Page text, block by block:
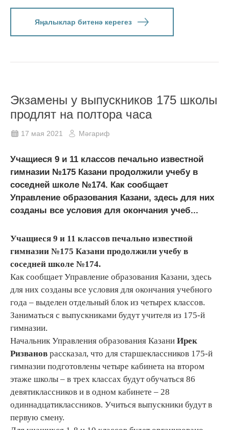
Яңалыклар битенә керегез
Экзамены у выпускников 175 школы
продлят на полтора часа
17 мая 2021 Мәгариф
Учащиеся 9 и 11 классов печально известной
гимназии №175 Казани продолжили учебу в
соседней школе №174. Как сообщает
Управление образования Казани, здесь для них
созданы все условия для окончания учеб...
Учащиеся 9 и 11 классов печально известной
гимназии №175 Казани продолжили учебу в
соседней школе №174.
Как сообщает Управление образования Казани, здесь
для них созданы все условия для окончания учебного
года – выделен отдельный блок из четырех классов.
Заниматься с выпускниками будут учителя из 175-й
гимназии.
Начальник Управления образования Казани Ирек
Ризванов рассказал, что для старшеклассников 175-й
гимназии подготовлены четыре кабинета на втором
этаже школы – в трех классах будут обучаться 86
девятиклассников и в одном кабинете – 28
одиннадцатиклассников. Учиться выпускники будут в
первую смену.